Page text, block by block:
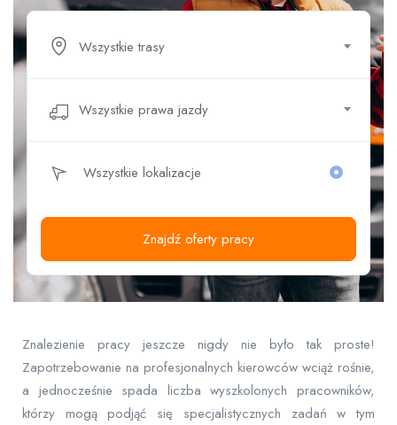
Wszystkie trasy
Wszystkie prawa jazdy
Znajdź oferty pracy
Znalezienie pracy jeszcze nigdy nie było tak proste!
Zapotrzebowanie na profesjonalnych kierowców wciąż rośnie,
a jednocześnie spada liczba wyszkolonych pracowników,
którzy mogą podjąć się specjalistycznych zadań w tym